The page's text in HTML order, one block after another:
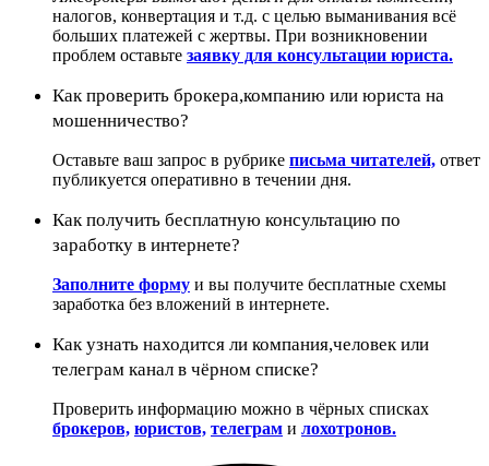
налогов, конвертация и т.д. с целью выманивания всё
больших платежей с жертвы. При возникновении
проблем оставьте заявку для консультации юриста.
Как проверить брокера,компанию или юриста на
мошенничество?
Оставьте ваш запрос в рубрике письма читателей, ответ
публикуется оперативно в течении дня.
Как получить бесплатную консультацию по
заработку в интернете?
Заполните форму и вы получите бесплатные схемы
заработка без вложений в интернете.
Как узнать находится ли компания,человек или
телеграм канал в чёрном списке?
Проверить информацию можно в чёрных списках
брокеров, юристов, телеграм и лохотронов.